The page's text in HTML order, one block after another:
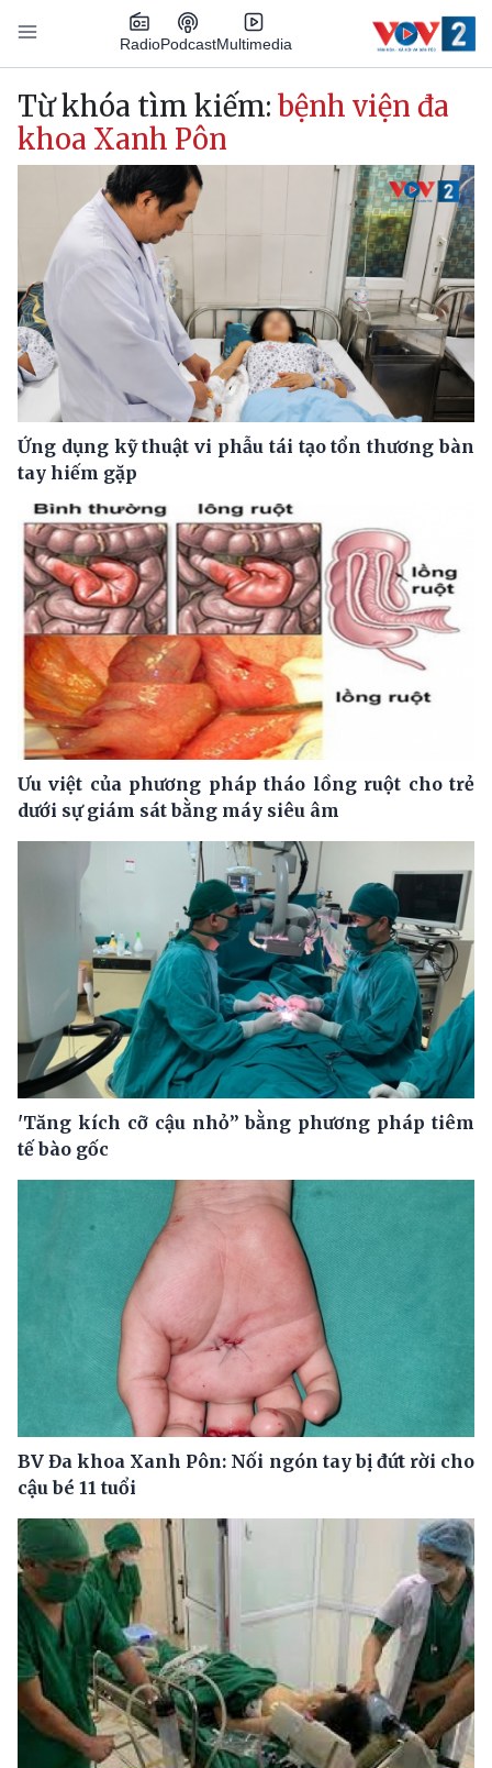
Nhảy đến nội dung
RadioPodcastMultimedia
Main navigation
Từ khóa tìm kiếm: bệnh viện đa
khoa Xanh Pôn
Ứng dụng kỹ thuật vi phẫu tái tạo tổn thương bàn
tay hiếm gặp
Ưu việt của phương pháp tháo lồng ruột cho trẻ
dưới sự giám sát bằng máy siêu âm
'Tăng kích cỡ cậu nhỏ” bằng phương pháp tiêm
tế bào gốc
BV Đa khoa Xanh Pôn: Nối ngón tay bị đứt rời cho
cậu bé 11 tuổi